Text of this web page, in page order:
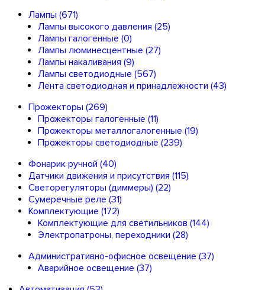
Лампы (671)
Лампы высокого давления (25)
Лампы галогенные (0)
Лампы люминесцентные (27)
Лампы накаливания (9)
Лампы светодиодные (567)
Лента светодиодная и принадлежности (43)
Прожекторы (269)
Прожекторы галогенные (11)
Прожекторы металлогалогенные (19)
Прожекторы светодиодные (239)
Фонарик ручной (40)
Датчики движения и присутствия (115)
Светорегуляторы (диммеры) (22)
Сумеречные реле (31)
Комплектующие (172)
Комплектующие для светильников (144)
Электропатроны, переходники (28)
Административно-офисное освещение (37)
Аварийное освещение (37)